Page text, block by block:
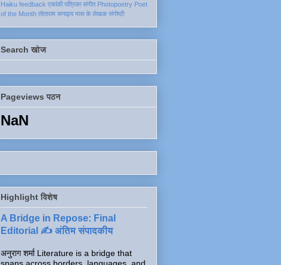
Haiku feedback एकांकी पत्रिका संगीत Photopoetry Poet
of the Month तोताराम सनाढ्य मास के लेखक संगोष्ठी
Search खोज
Pageviews पठन
NaN
Highlight विशेष
A Bridge in Repose: Final
Editorial ✍️ अंतिम संपादकीय
अनुराग शर्मा Literature is a bridge that